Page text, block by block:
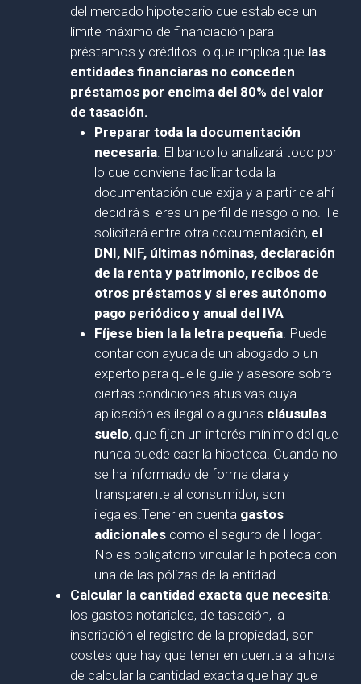
del mercado hipotecario que establece un
límite máximo de financiación para
préstamos y créditos lo que implica que las
entidades financiaras no conceden
préstamos por encima del 80% del valor
de tasación.
Preparar toda la documentación
necesaria: El banco lo analizará todo por
lo que conviene facilitar toda la
documentación que exija y a partir de ahí
decidirá si eres un perfil de riesgo o no. Te
solicitará entre otra documentación, el
DNI, NIF, últimas nóminas, declaración
de la renta y patrimonio, recibos de
otros préstamos y si eres autónomo
pago periódico y anual del IVA
Fíjese bien la la letra pequeña. Puede
contar con ayuda de un abogado o un
experto para que le guíe y asesore sobre
ciertas condiciones abusivas cuya
aplicación es ilegal o algunas cláusulas
suelo, que fijan un interés mínimo del que
nunca puede caer la hipoteca. Cuando no
se ha informado de forma clara y
transparente al consumidor, son
ilegales.Tener en cuenta gastos
adicionalescomo el seguro de Hogar.
No es obligatorio vincular la hipoteca con
una de las pólizas de la entidad.
Calcular la cantidad exacta que necesita:
los gastos notariales, de tasación, la
inscripción el registro de la propiedad, son
costes que hay que tener en cuenta a la hora
de calcular la cantidad exacta que hay que